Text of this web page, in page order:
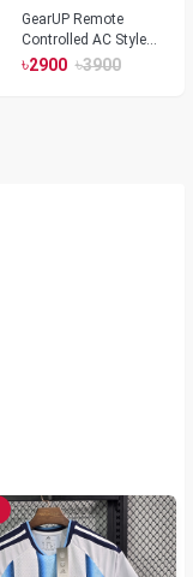
GearUP Remote
Controlled AC Style
Room Heater 1800
৳2900 ৳3900